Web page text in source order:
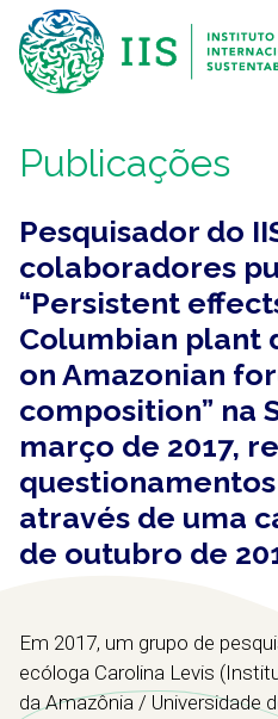
Publicações
Pesquisador do
colaboradores
“Persistent
Columbian plant
on Amazonian
composition” na
março de 2017,
através de uma
de outubro de
Em 2017, um grupo de
ecóloga Carolina Levis
da Amazônia / Universidade